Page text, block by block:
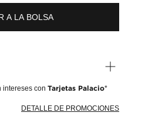
A LA BOLSA
intereses conTarjetas Palacio*
DETALLE DE PROMOCIONES